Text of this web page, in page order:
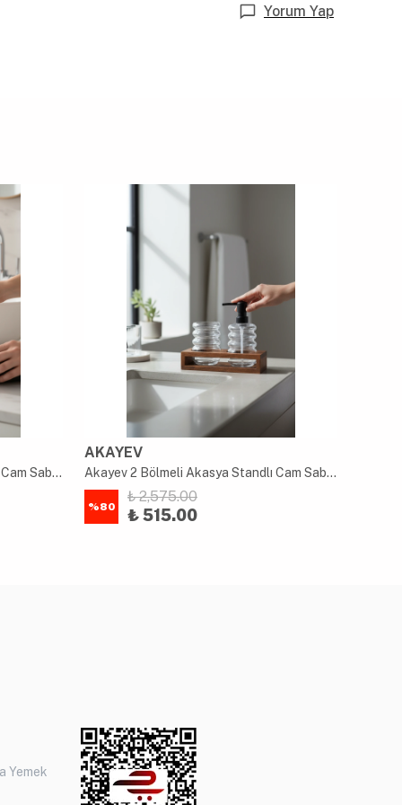
Yorum Yap
Akayev 2 Bölmeli Akasya Standlı Cam Sabunluk ve Diş Fırçalık Seti
AKAYEV
Akayev 2 Bölmeli Akasya Standlı Cam Sabunluk ve Diş Fırçalık Seti
%80
₺ 2,575.00
₺ 515.00
Yemek